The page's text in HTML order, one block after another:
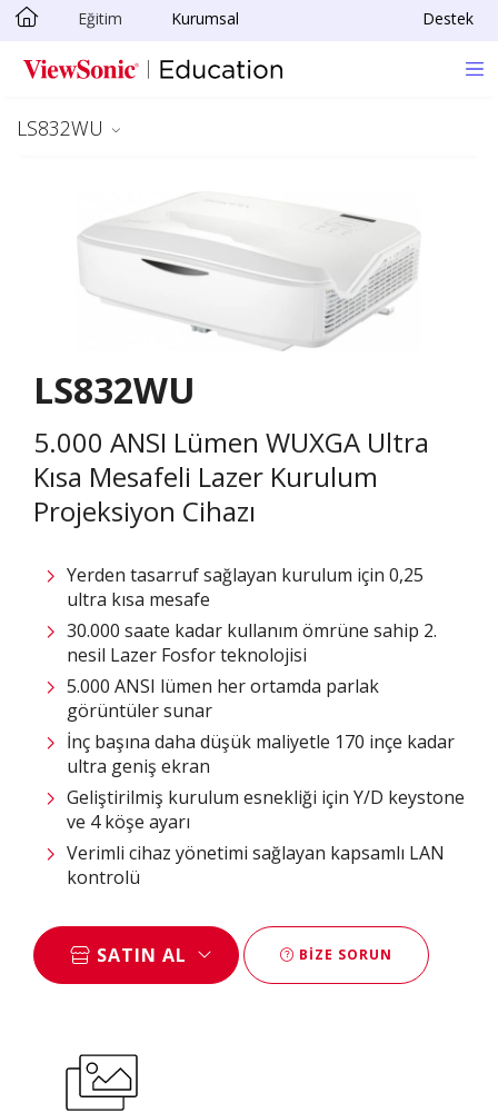
Skip to main content
Eğitim Kurumsal Destek
LS832WU
LS832WU
5.000 ANSI Lümen WUXGA Ultra
Kısa Mesafeli Lazer Kurulum
Projeksiyon Cihazı
Yerden tasarruf sağlayan kurulum için 0,25
ultra kısa mesafe​
30.000 saate kadar kullanım ömrüne sahip 2.
nesil Lazer Fosfor teknolojisi
5.000 ANSI lümen her ortamda parlak
görüntüler sunar​​
İnç başına daha düşük maliyetle 170 inçe kadar
ultra geniş ekran​​​
Geliştirilmiş kurulum esnekliği için Y/D keystone
ve 4 köşe ayarı​​
Verimli cihaz yönetimi sağlayan kapsamlı LAN
kontrolü​
SATIN AL BIZE SORUN